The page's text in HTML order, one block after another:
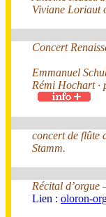
Viviane Loriaut
Concert
Emmanuel
Rémi Hochart ·
concert de flûte
Stamm.
Récital
Lien : oloron-